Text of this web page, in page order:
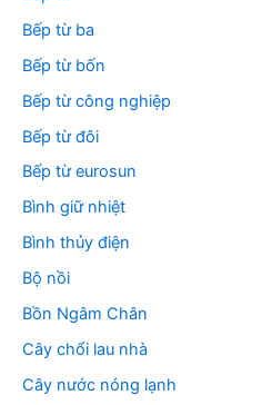
Bếp từ ba
Bếp từ bốn
Bếp từ công nghiệp
Bếp từ đôi
Bếp từ eurosun
Bình giữ nhiệt
Bình thủy điện
Bộ nồi
Bồn Ngâm Chân
Cây chổi lau nhà
Cây nước nóng lạnh